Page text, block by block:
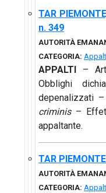
TAR
n. 349
AUTORITÀ
CATEGORIA:
APPALTI
–
Obblighi
depenalizzati
criminis–
appaltante.
TAR
AUTORITÀ
CATEGORIA: